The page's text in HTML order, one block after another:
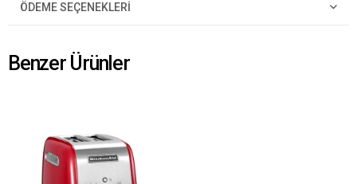
ÖDEME SEÇENEKLERI
Benzer Ürünler